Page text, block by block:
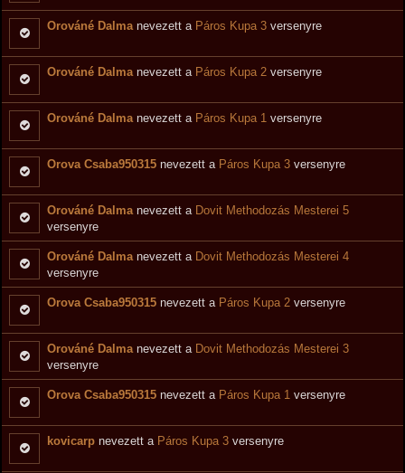
Orováné Dalma nevezett a Páros Kupa 3 versenyre
Orováné Dalma nevezett a Páros Kupa 2 versenyre
Orováné Dalma nevezett a Páros Kupa 1 versenyre
Orova Csaba950315 nevezett a Páros Kupa 3 versenyre
Orováné Dalma nevezett a Dovit Methodozás Mesterei 5
versenyre
Orováné Dalma nevezett a Dovit Methodozás Mesterei 4
versenyre
Orova Csaba950315 nevezett a Páros Kupa 2 versenyre
Orováné Dalma nevezett a Dovit Methodozás Mesterei 3
versenyre
Orova Csaba950315 nevezett a Páros Kupa 1 versenyre
kovicarp nevezett a Páros Kupa 3 versenyre